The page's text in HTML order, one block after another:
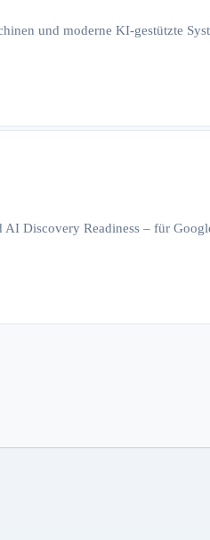
und moderne KI-gestützte
Discovery Readiness – für